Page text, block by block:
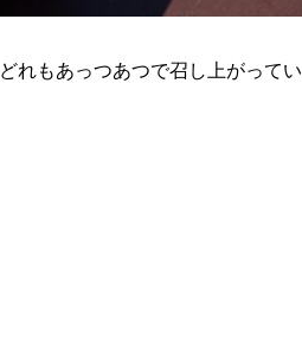
れもあっつあつで召し上がってい